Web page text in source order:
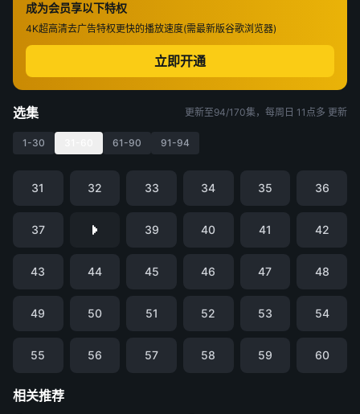
成为会员享以下特权
4K超高清去广告特权更快的播放速度(需最新版谷歌浏览器)
立即开通
选集 更新至94/170集，每周日 11点多 更新
1-30 61-90 91-94
31 32 33 34 35 36
37 39 40 41 42
43 44 45 46 47 48
49 50 51 52 53 54
55 56 57 58 59 60
相关推荐
凡人修仙传